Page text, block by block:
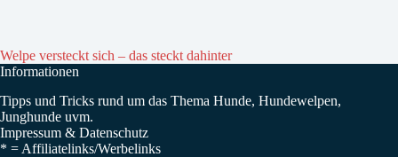
Welpe versteckt sich – das steckt dahinter
Informationen
Tipps und Tricks rund um das Thema Hunde, Hundewelpen,
Junghunde uvm.
Impressum & Datenschutz
* = Affiliatelinks/Werbelinks